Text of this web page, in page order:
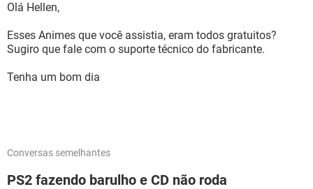
Olá Hellen,
Esses Animes que você assistia, eram todos gratuitos?
Sugiro que fale com o suporte técnico do fabricante.
Tenha um bom dia
Conversas semelhantes
PS2 fazendo barulho e CD não roda